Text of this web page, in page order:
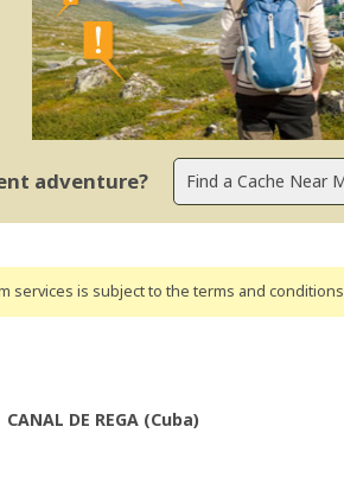
adventure?
services is subject to the terms and conditions
CANAL DE REGA (Cuba)